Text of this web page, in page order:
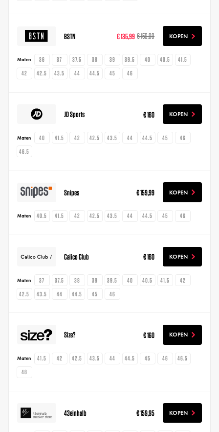
BSTN € 135,99 € 159,99 KOPEN
Maten 36 37 37.5 38 39 39.5 40 40.5
41.5
42
42.5 43.5 44 44.5 45 46
JD Sports € 160 KOPEN
Maten 40 41.5 42 42.5 43.5 44 44.5 45
46
46.5
Snipes € 159,99 KOPEN
Maten 40.5 41.5 42 42.5 43.5 44 44.5 45 46
Calico Club € 160 KOPEN
Maten 37 37.5 38 39 39.5 40 40.5 41.5
42
42.5
43.5 44 44.5 45 46
Size? € 160 KOPEN
Maten 41.5 42 42.5 43.5 44 44.5 45 46
46.5
48
43einhalb € 159,95 KOPEN